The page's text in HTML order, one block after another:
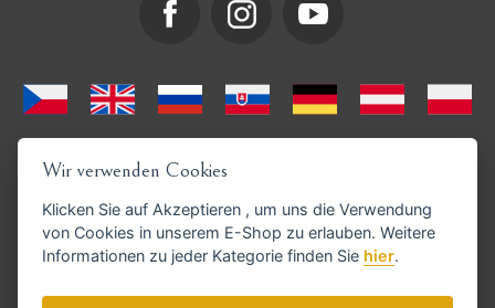
GoPay-Zahlungen möglich
Wir verwenden Cookies
Klicken Sie auf Akzeptieren , um uns die Verwendung
von Cookies in unserem E-Shop zu erlauben. Weitere
Informationen zu jeder Kategorie finden Sie hier.